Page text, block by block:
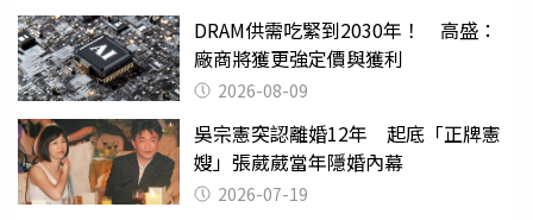
DRAM供需吃緊到2030年！ 高盛：
廠商將獲更強定價與獲利
2026-08-09
吳宗憲突認離婚12年 起底「正牌憲
嫂」張葳葳當年隱婚內幕
2026-07-19